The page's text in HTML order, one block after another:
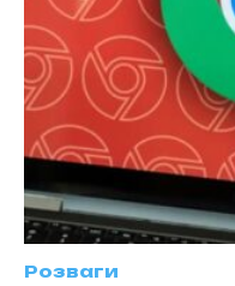
Розваги